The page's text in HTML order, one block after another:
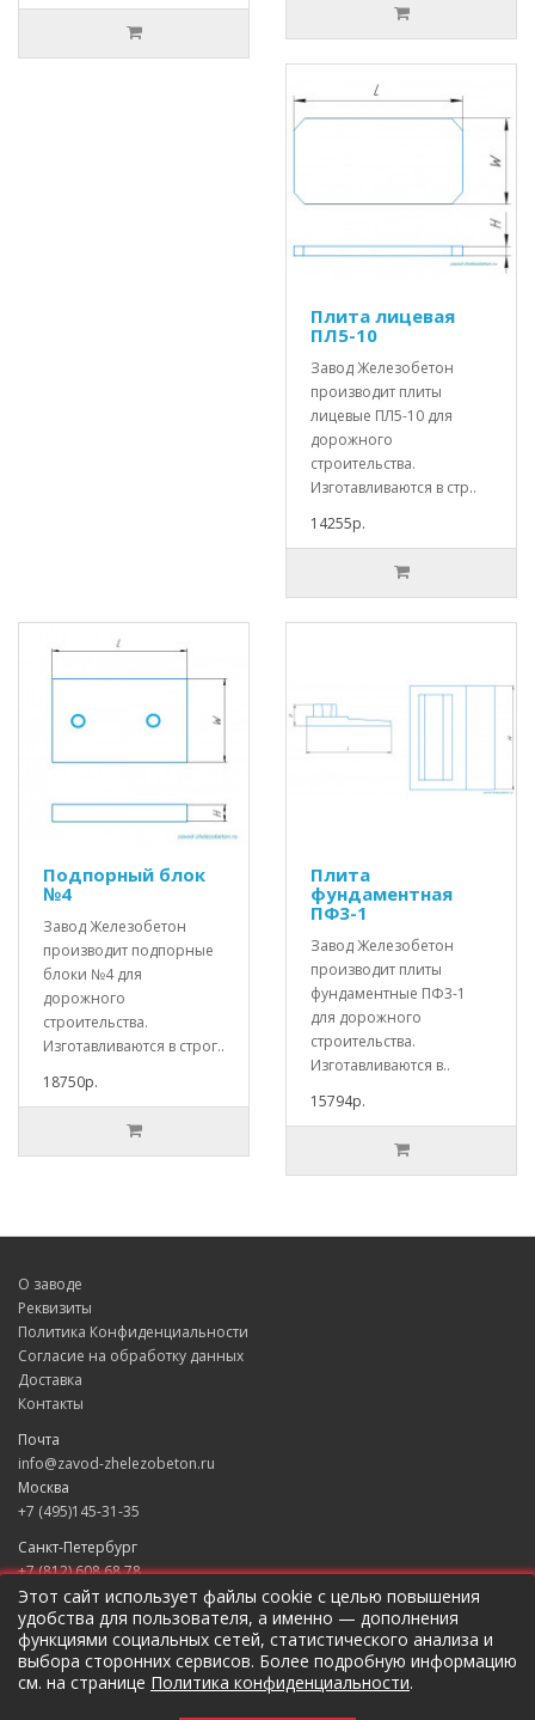
Плита лицевая
ПЛ5-10
Завод Железобетон
производит плиты
лицевые ПЛ5-10 для
дорожного
строительства.
Изготавливаются в стр..
14255р.
Подпорный блок
№4
Завод Железобетон
производит подпорные
блоки №4 для
дорожного
строительства.
Изготавливаются в строг..
18750р.
Плита
фундаментная
ПФ3-1
Завод Железобетон
производит плиты
фундаментные ПФ3-1
для дорожного
строительства.
Изготавливаются в..
15794р.
О заводе
Реквизиты
Политика Конфиденциальности
Согласие на обработку данных
Доставка
Контакты
Почта
info@zavod-zhelezobeton.ru
Москва
+7 (495)145-31-35
Санкт-Петербург
+7 (812) 608 68 78
Екатеринбург
+7 (343) 235 49 31
Краснодар
+7 (861) 205 79 37
Этот сайт использует файлы cookie с целью повышения
удобства для пользователя, а именно — дополнения
функциями социальных сетей, статистического анализа и
выбора сторонних сервисов. Более подробную информацию
см. на странице Политика конфиденциальности.